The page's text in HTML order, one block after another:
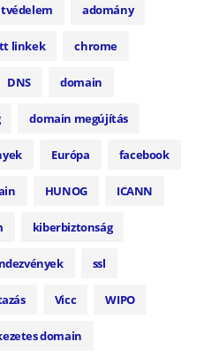
adomány
linkek chrome
DNS domain
domain megújítás
Európa facebook
HUNOG ICANN
kiberbiztonság
ssl
Vicc WIPO
domain